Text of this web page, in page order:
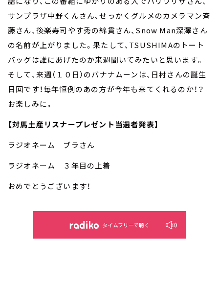
サンプラザ中野くんさん、せっかくグルメのカメラマン斉
藤さん、後楽寿司やす秀の綿貫さん、Snow Man深澤さん
の名前が上がりました。果たして、TSUSHIMAのトート
バッグは誰にあげたのか来週聞いてみたいと思います。
そして、来週（１０日）のバナナムーンは、日村さんの誕生
日回です！毎年恒例のあの方が今年も来てくれるのか！？
お楽しみに。
【対馬土産リスナープレゼント当選者発表】
ラジオネーム ブラさん
ラジオネーム ３年目の上着
おめでとうございます！
タイムフリーで聴く